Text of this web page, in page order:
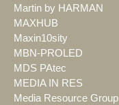
Martin by HARMAN
MAXHUB
Maxin10sity
MBN-PROLED
MDS PAtec
MEDIA IN RES
Media Resource Group